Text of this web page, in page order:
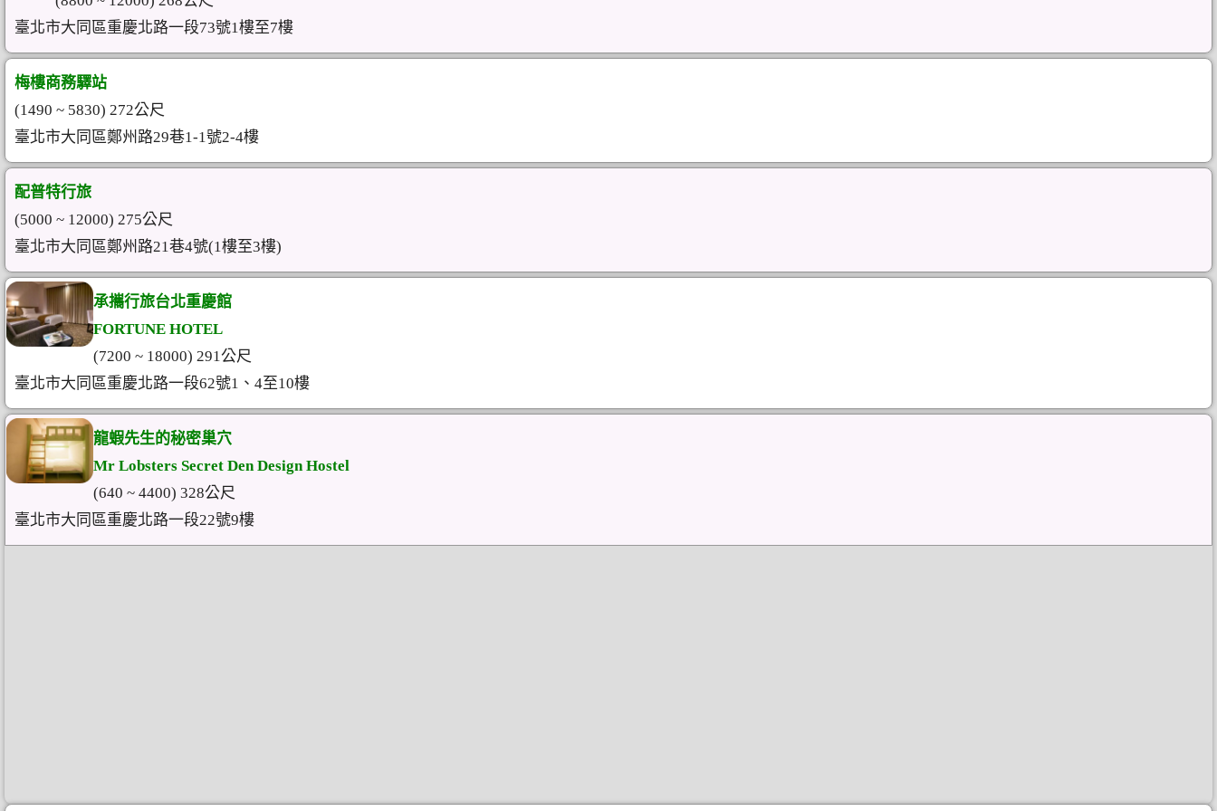
臺北市大同區重慶北路一段73號1樓至7樓
梅樓商務驛站
(1490 ~ 5830) 272公尺
臺北市大同區鄭州路29巷1-1號2-4樓
配普特行旅
(5000 ~ 12000) 275公尺
臺北市大同區鄭州路21巷4號(1樓至3樓)
承攜行旅台北重慶館
FORTUNE HOTEL
(7200 ~ 18000) 291公尺
臺北市大同區重慶北路一段62號1、4至10樓
龍蝦先生的秘密巢穴
Mr Lobsters Secret Den Design Hostel
(640 ~ 4400) 328公尺
臺北市大同區重慶北路一段22號9樓